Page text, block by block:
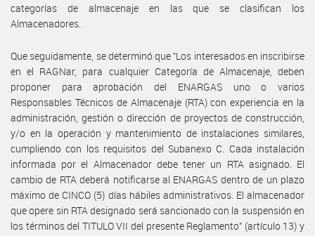
categorías de almacenaje en las que se clasifican los
Almacenadores.
Que seguidamente, se determinó que “Los interesados en inscribirse
en el RAGNar, para cualquier Categoría de Almacenaje, deben
proponer para aprobación del ENARGAS uno o varios
Responsables Técnicos de Almacenaje (RTA) con experiencia en la
administración, gestión o dirección de proyectos de construcción,
y/o en la operación y mantenimiento de instalaciones similares,
cumpliendo con los requisitos del Subanexo C. Cada instalación
informada por el Almacenador debe tener un RTA asignado. El
cambio de RTA deberá notificarse al ENARGAS dentro de un plazo
máximo de CINCO (5) días hábiles administrativos. El almacenador
que opere sin RTA designado será sancionado con la suspensión en
los términos del TITULO VII del presente Reglamento” (artículo 13) y